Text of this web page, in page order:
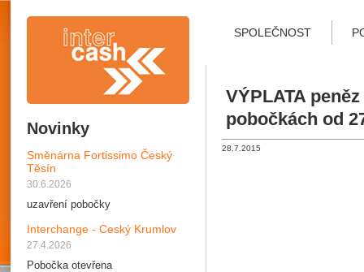
SPOLEČNOST
Novinky
Směnárna Fortissimo Český
Těsín
30.6.2026
uzavření pobočky
Interchange - Ceský Krumlov
27.4.2026
Pobočka otevřena
VÝPLATA
pobočkách od
28.7.2015